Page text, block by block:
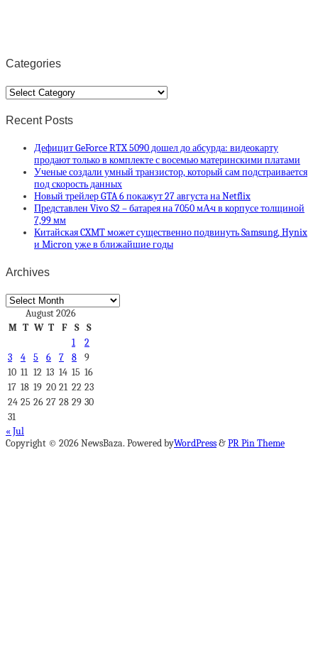
Categories
Categories
Recent Posts
Дефицит GeForce RTX 5090 дошел до абсурда: видеокарту
продают только в комплекте с восемью материнскими платами
Ученые создали умный транзистор, который сам подстраивается
под скорость данных
Новый трейлер GTA 6 покажут 27 августа на Netflix
Представлен Vivo S2 – батарея на 7050 мА·ч в корпусе толщиной
7,99 мм
Китайская CXMT может существенно подвинуть Samsung, Hynix
и Micron уже в ближайшие годы
Archives
Archives
August 2026
M T W T F S
S
1
2
3
4 5 6 7 8
9
10 11 12 13 14 15 16
17 18 19 20 21 22 23
24 25 26 27 28 29 30
31
« Jul
Copyright © 2026 NewsBaza. Powered byWordPress&PR Pin Theme